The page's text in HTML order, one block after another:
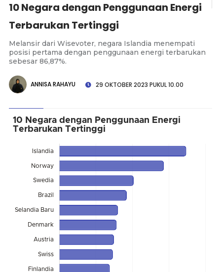
10 Negara dengan Penggunaan Energi
Terbarukan Tertinggi
Melansir dari Wisevoter, negara Islandia menempati
posisi pertama dengan penggunaan energi terbarukan
sebesar 86,87%.
ANNISA RAHAYU 29 OKTOBER 2023 PUKUL 10.00
10 Negara dengan Penggunaan Energi
Terbarukan Tertinggi